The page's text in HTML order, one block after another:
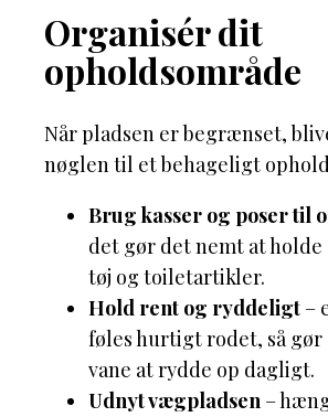
Organisér dit
opholdsområde
Når pladsen er begrænset,
nøglen til et behageligt
Brug kasser og poser til
det gør det nemt at holde
tøj og toiletartikler.
Hold rent og ryddeligt –
føles hurtigt rodet, så
vane at rydde op dagligt.
Udnyt vægpladsen –